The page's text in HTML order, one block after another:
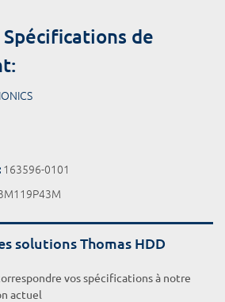
de
163596-0101
solutions Thomas HDD
vos spécifications à notre
actuel